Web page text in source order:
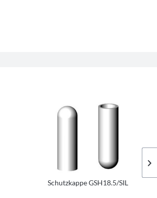
Schutzkappe GSH18.5/SIL